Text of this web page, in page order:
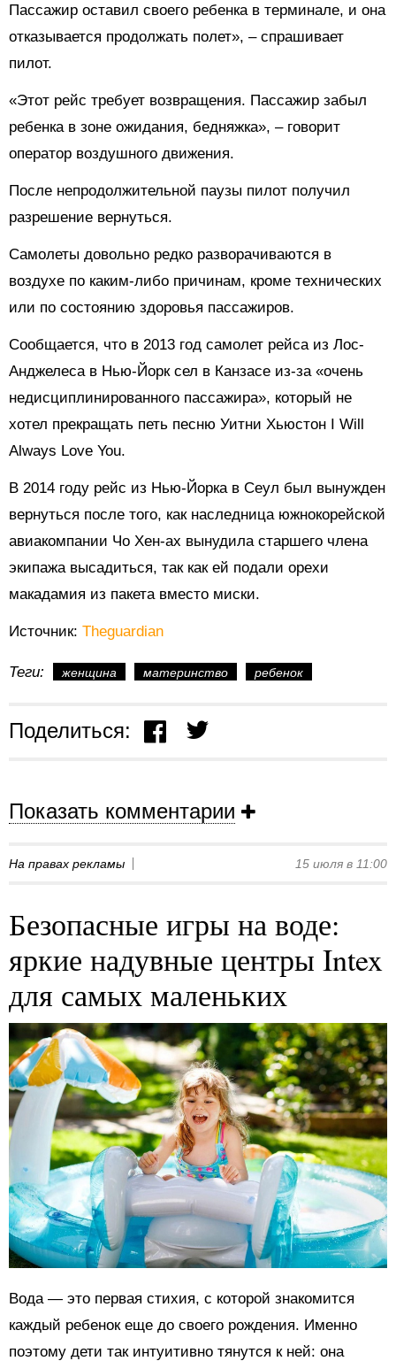
Пассажир оставил своего ребенка в терминале, и она
отказывается продолжать полет», – спрашивает
пилот.
«Этот рейс требует возвращения. Пассажир забыл
ребенка в зоне ожидания, бедняжка», – говорит
оператор воздушного движения.
После непродолжительной паузы пилот получил
разрешение вернуться.
Самолеты довольно редко разворачиваются в
воздухе по каким-либо причинам, кроме технических
или по состоянию здоровья пассажиров.
Сообщается, что в 2013 год самолет рейса из Лос-
Анджелеса в Нью-Йорк сел в Канзасе из-за «очень
недисциплинированного пассажира», который не
хотел прекращать петь песню Уитни Хьюстон I Will
Always Love You.
В 2014 году рейс из Нью-Йорка в Сеул был вынужден
вернуться после того, как наследница южнокорейской
авиакомпании Чо Хен-ах вынудила старшего члена
экипажа высадиться, так как ей подали орехи
макадамия из пакета вместо миски.
Источник: Тheguardian
Теги: женщина материнство ребенок
Поделиться:
Показать комментарии
На правах рекламы 15 июля в 11:00
Безопасные игры на воде:
яркие надувные центры Intex
для самых маленьких
Вода — это первая стихия, с которой знакомится
каждый ребенок еще до своего рождения. Именно
поэтому дети так интуитивно тянутся к ней: она